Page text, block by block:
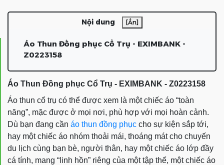
Nội dung [Ẩn]
Áo Thun Đồng phục Cổ Trụ - EXIMBANK -
Z0223158
Áo Thun Đồng phục Cổ Trụ - EXIMBANK - Z0223158
Áo thun cổ trụ có thể được xem là một chiếc áo “toàn
năng”, mặc được ở mọi nơi, phù hợp với mọi hoàn cảnh.
Dù bạn đang cần áo thun đồng phục cho sự kiện sắp tới,
hay một chiếc áo nhóm thoải mái, thoáng mát cho chuyến
du lịch cùng bạn bè, người thân, hay một chiếc áo lớp đầy
cá tính, mang “linh hồn” riêng của một tập thể, một chiếc áo